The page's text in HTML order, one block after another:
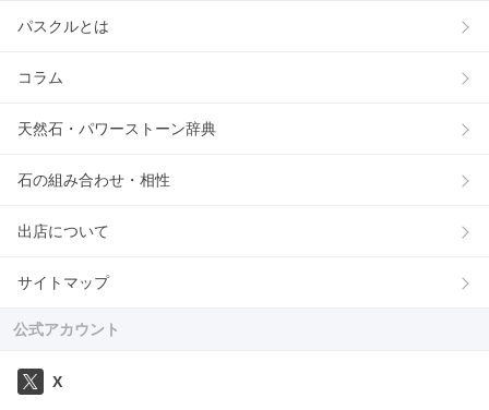
パスクルとは
コラム
天然石・パワーストーン辞典
石の組み合わせ・相性
出店について
サイトマップ
公式アカウント
X